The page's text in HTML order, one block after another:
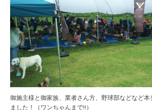
御施主様と御家族、業者さん方、野球部などなど本
ました！（ワンちゃんまで!!）